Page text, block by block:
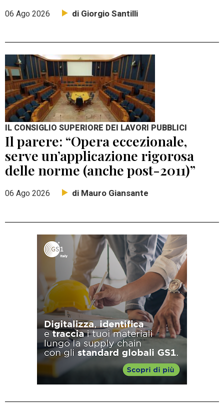
06 Ago 2026 di Giorgio Santilli
IL CONSIGLIO SUPERIORE DEI LAVORI PUBBLICI
Il parere: “Opera eccezionale,
serve un’applicazione rigorosa
delle norme (anche post-2011)”
06 Ago 2026 di Mauro Giansante